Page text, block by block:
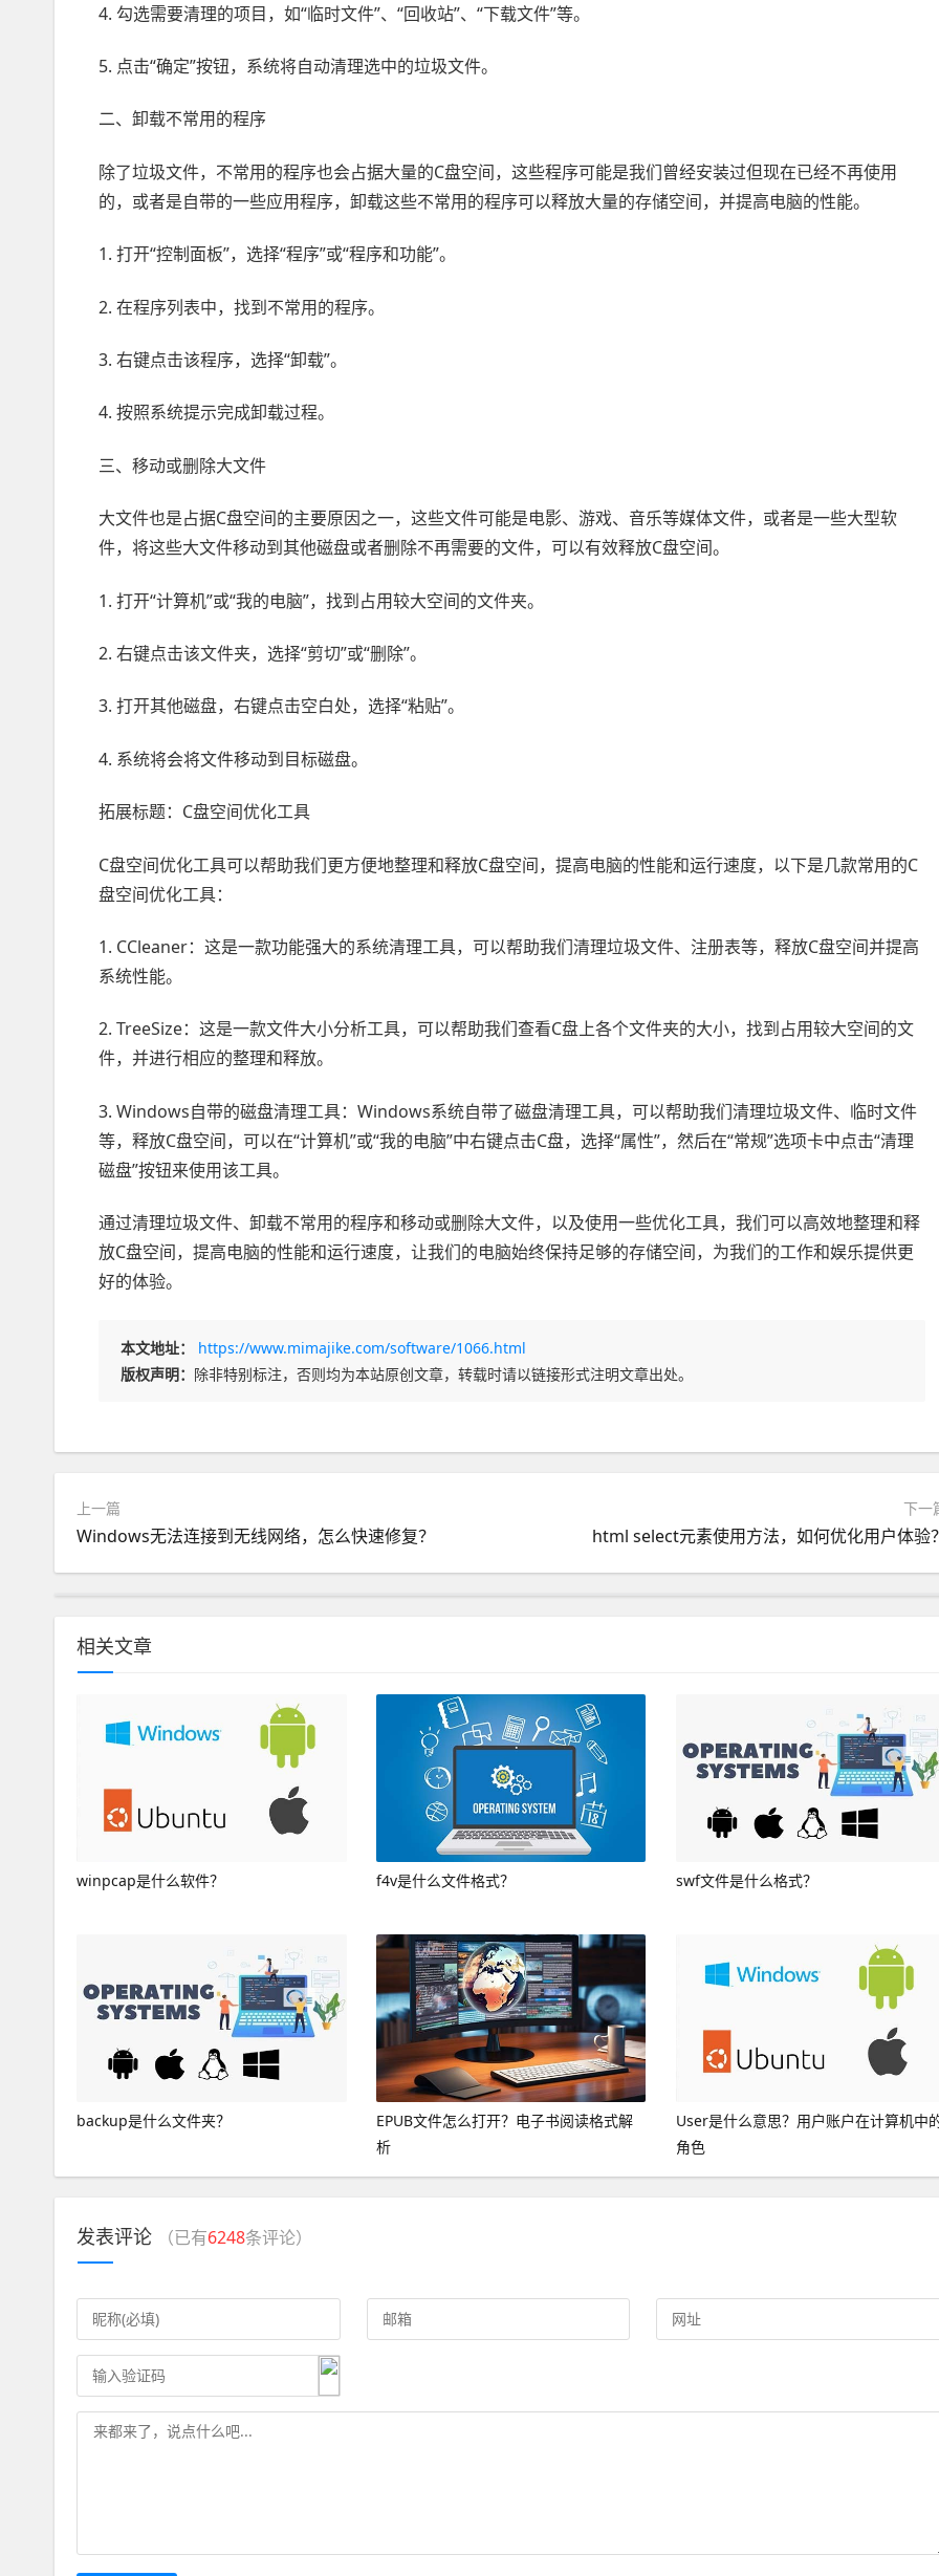
4. 勾选需要清理的项目，如“临时文件”、“回收站”、“下载文件”等。
5. 点击“确定”按钮，系统将自动清理选中的垃圾文件。
二、卸载不常用的程序
除了垃圾文件，不常用的程序也会占据大量的C盘空间，这些程序可能是我们曾经安装过但现在已经不再使用
的，或者是自带的一些应用程序，卸载这些不常用的程序可以释放大量的存储空间，并提高电脑的性能。
1. 打开“控制面板”，选择“程序”或“程序和功能”。
2. 在程序列表中，找到不常用的程序。
3. 右键点击该程序，选择“卸载”。
4. 按照系统提示完成卸载过程。
三、移动或删除大文件
大文件也是占据C盘空间的主要原因之一，这些文件可能是电影、游戏、音乐等媒体文件，或者是一些大型软
件，将这些大文件移动到其他磁盘或者删除不再需要的文件，可以有效释放C盘空间。
1. 打开“计算机”或“我的电脑”，找到占用较大空间的文件夹。
2. 右键点击该文件夹，选择“剪切”或“删除”。
3. 打开其他磁盘，右键点击空白处，选择“粘贴”。
4. 系统将会将文件移动到目标磁盘。
拓展标题：C盘空间优化工具
C盘空间优化工具可以帮助我们更方便地整理和释放C盘空间，提高电脑的性能和运行速度，以下是几款常用的C
盘空间优化工具：
1. CCleaner：这是一款功能强大的系统清理工具，可以帮助我们清理垃圾文件、注册表等，释放C盘空间并提高
系统性能。
2. TreeSize：这是一款文件大小分析工具，可以帮助我们查看C盘上各个文件夹的大小，找到占用较大空间的文
件，并进行相应的整理和释放。
3. Windows自带的磁盘清理工具：Windows系统自带了磁盘清理工具，可以帮助我们清理垃圾文件、临时文件
等，释放C盘空间，可以在“计算机”或“我的电脑”中右键点击C盘，选择“属性”，然后在“常规”选项卡中点击“清理
磁盘”按钮来使用该工具。
通过清理垃圾文件、卸载不常用的程序和移动或删除大文件，以及使用一些优化工具，我们可以高效地整理和释
放C盘空间，提高电脑的性能和运行速度，让我们的电脑始终保持足够的存储空间，为我们的工作和娱乐提供更
好的体验。
本文地址：
https://www.mimajike.com/software/1066.html
版权声明： 除非特别标注，否则均为本站原创文章，转载时请以链接形式注明文章出处。
上一篇
Windows无法连接到无线网络，怎么快速修复？
下一
html select元素使用方法，如何优化用户体验
相关文章
winpcap是什么软件？ f4v是什么文件格式？ swf文件是什么格式？
backup是什么文件夹？
EPUB文件怎么打开？电子书阅读格式解
析
User是什么意思？用户账户在计算机中
角色
发表评论 （已有6248条评论）